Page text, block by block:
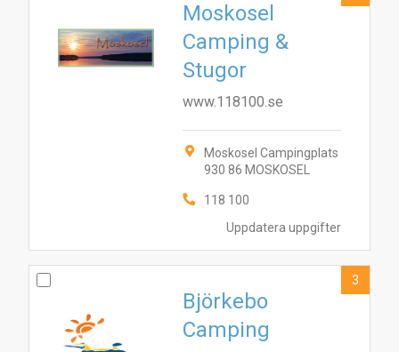
Uppdatera uppgifter
Moskosel
Camping &
Stugor
www.118100.se
Moskosel Campingplats
930 86 MOSKOSEL
118 100
Björkebo
Camping
3